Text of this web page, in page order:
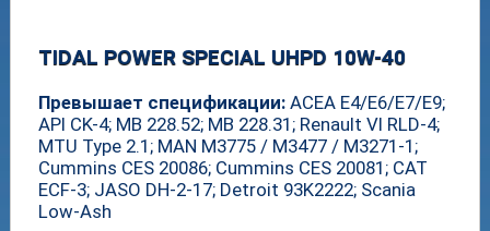
TIDAL POWER SPECIAL UHPD 10W-40
Превышает спецификации:ACEA E4/E6/E7/E9;
API CK-4; MB 228.52; MB 228.31; Renault VI RLD-4;
MTU Type 2.1; MAN M3775 / M3477 / M3271-1;
Cummins CES 20086; Cummins CES 20081; CAT
ECF-3; JASO DH-2-17; Detroit 93K2222; Scania
Low-Ash